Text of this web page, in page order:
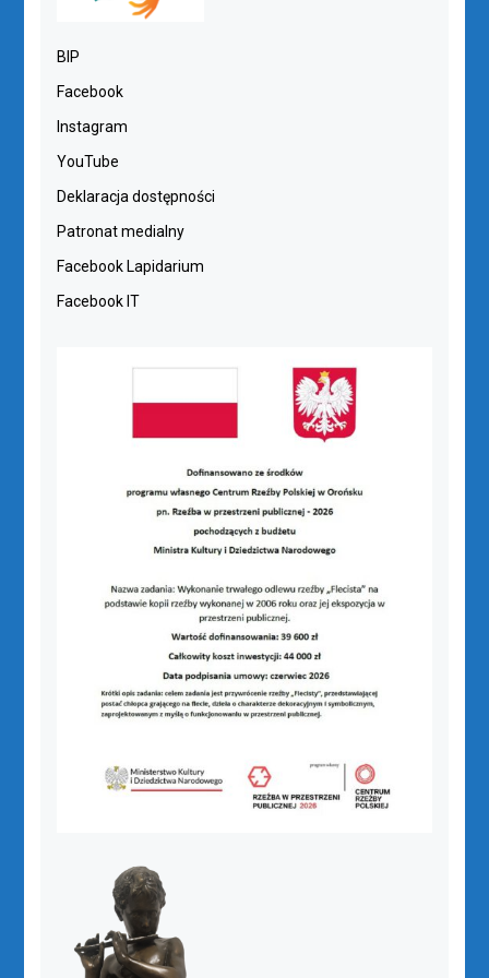
BIP
Facebook
Instagram
YouTube
Deklaracja dostępności
Patronat medialny
Facebook Lapidarium
Facebook IT